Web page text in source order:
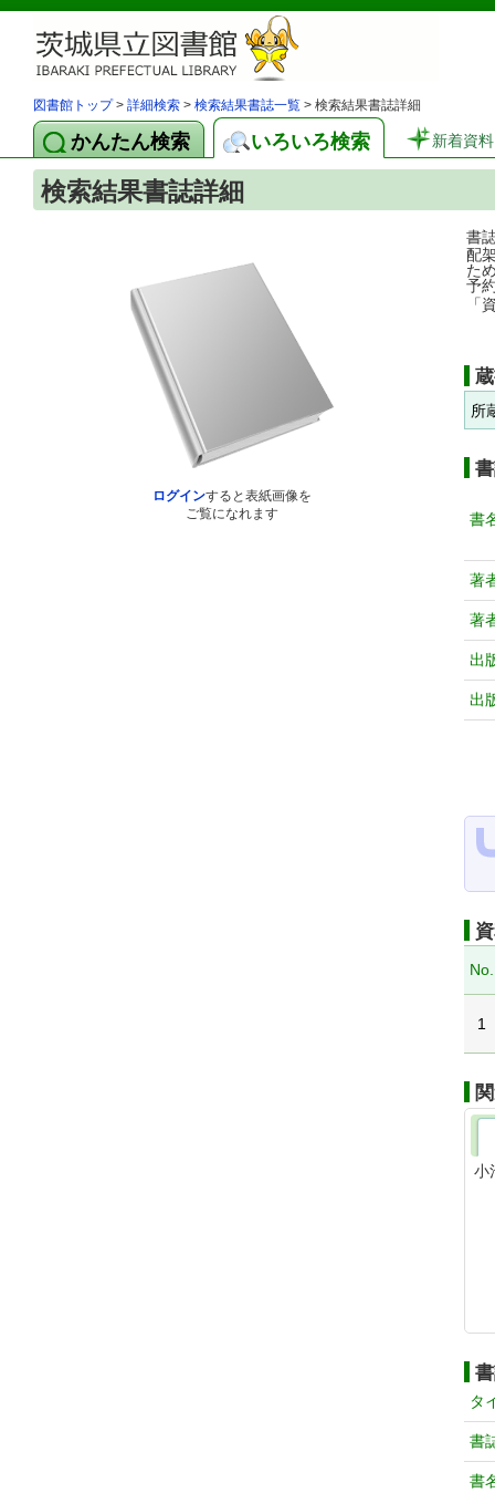
図書館トップ> 詳細検索 > 検索結果書誌一覧 > 検索結果書誌詳細
かんたん検索 いろいろ検索 新着資料
検索結果書誌詳細
ログインすると表紙画像を
ご覧になれます
書
配
た
予
「
所
書
著
著
出
出
No.
1
小
タ
書
書